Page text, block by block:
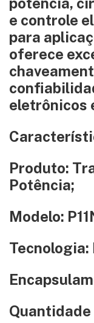
e controle
para
oferece
eletrônicos
Produto:
Potência;
Modelo:
Tecnologia: